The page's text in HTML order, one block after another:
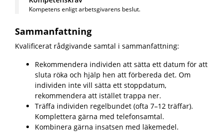
Kompetens enligt arbetsgivarens beslut.
Sammanfattning
Kvalificerat rådgivande samtal i sammanfattning:
Rekommendera individen att sätta ett datum för att
sluta röka och hjälp hen att förbereda det. Om
individen inte vill sätta ett stoppdatum,
rekommendera att istället trappa ner.
Träffa individen regelbundet (ofta 7–12 träffar).
Komplettera gärna med telefonsamtal.
Kombinera gärna insatsen med läkemedel.